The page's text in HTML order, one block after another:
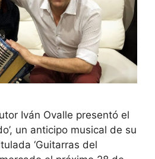
Iván Ovalle presentó el
un anticipo musical de su
‘Guitarras del